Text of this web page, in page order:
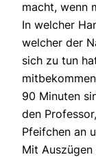
macht, wenn
In welcher
welcher der
sich zu tun
90 Minuten
den
Pfeifchen an
Mit